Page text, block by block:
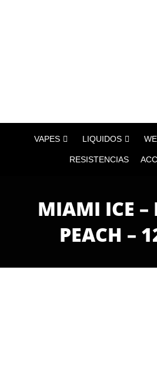
VAPES LIQUIDOS
RESISTENCIAS
MIAMI ICE –
PEACH –